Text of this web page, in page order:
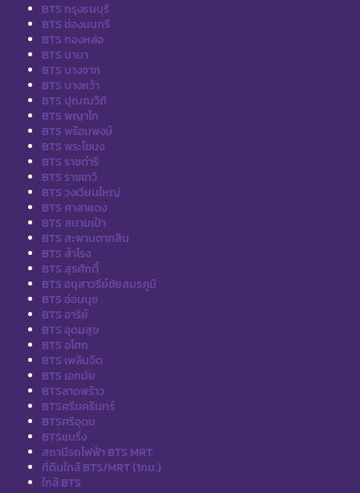
BTS กรุงธนบุรี
BTS ช่องนนทรี
BTS ทองหล่อ
BTS นานา
BTS บางจาก
BTS บางหว้า
BTS ปุณณวิถี
BTS พญาไท
BTS พร้อมพงษ์
BTS พระโขนง
BTS ราชดำริ
BTS ราชเทวี
BTS วงเวียนใหญ่
BTS ศาลาแดง
BTS สนามเป้า
BTS สะพานตากสิน
BTS สำโรง
BTS สุรศักดิ์
BTS อนุสาวรีย์ชัยสมรภูมิ
BTS อ่อนนุช
BTS อารีย์
BTS อุดมสุข
BTS อโศก
BTS เพลินจิต
BTS เอกมัย
BTSลาดพร้าว
BTSศรีนครินทร์
BTSศรีอุดม
BTSแบริ่ง
สถานีรถไฟฟ้า BTS MRT
ที่ดินใกล้ BTS/MRT (1กม.)
ใกล้ BTS